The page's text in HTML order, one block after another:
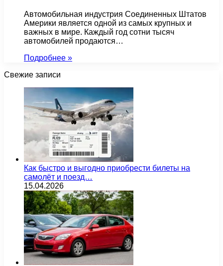
Автомобильная индустрия Соединенных Штатов
Америки является одной из самых крупных и
важных в мире. Каждый год сотни тысяч
автомобилей продаются…
Подробнее »
Свежие записи
Как быстро и выгодно приобрести билеты на
самолёт и поезд…
15.04.2026